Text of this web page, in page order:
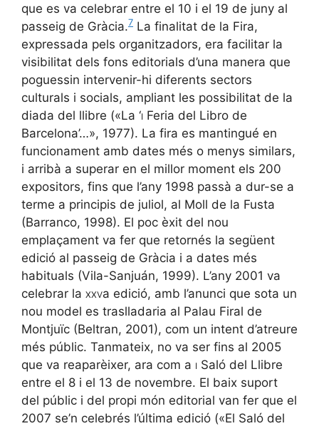
que es va celebrar entre el 10 i el 19 de juny al
passeig de Gràcia.7 La finalitat de la Fira,
expressada pels organitzadors, era facilitar la
visibilitat dels fons editorials d’una manera que
poguessin intervenir-hi diferents sectors
culturals i socials, ampliant les possibilitat de la
diada del llibre («La ‘i Feria del Libro de
Barcelona’…», 1977). La fira es mantingué en
funcionament amb dates més o menys similars,
i arribà a superar en el millor moment els 200
expositors, fins que l’any 1998 passà a dur-se a
terme a principis de juliol, al Moll de la Fusta
(Barranco, 1998). El poc èxit del nou
emplaçament va fer que retornés la següent
edició al passeig de Gràcia i a dates més
habituals (Vila-Sanjuán, 1999). L’any 2001 va
celebrar la xxva edició, amb l’anunci que sota un
nou model es traslladaria al Palau Firal de
Montjuïc (Beltran, 2001), com un intent d’atreure
més públic. Tanmateix, no va ser fins al 2005
que va reaparèixer, ara com a i Saló del Llibre
entre el 8 i el 13 de novembre. El baix suport
del públic i del propi món editorial van fer que el
2007 se’n celebrés l’última edició («El Saló del